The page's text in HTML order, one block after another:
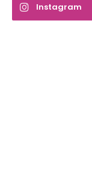
Instagram